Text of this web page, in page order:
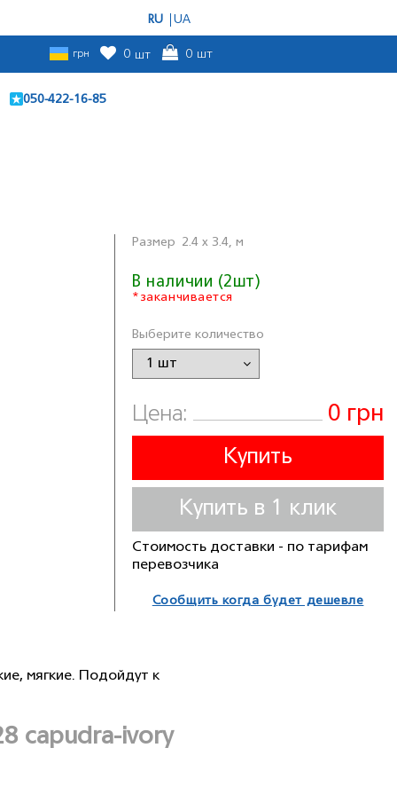
RU UA
грн 0 шт 0 шт
050-422-16-85
Размер 2.4 x 3.4, м
В наличии (2шт)
*заканчивается
Выберите количество
Цена: 0 грн
Купить
Купить в 1 клик
Стоимость доставки - по тарифам
перевозчика
Сообщить когда будет дешевле
мягкие. Подойдут к
capudra-ivory